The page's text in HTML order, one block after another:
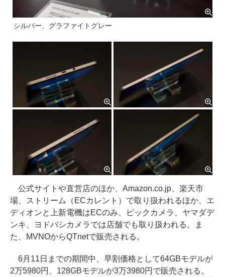
シルバー、グラファイトグレー
公式サイトや直営店のほか、Amazon.co.jp、楽天市
場、ストリーム（ECカレント）で取り扱われるほか、エ
ディオンと上新電機はECのみ、ビックカメラ、ヤマダデ
ンキ、ヨドバシカメラでは店舗でも取り扱われる。ま
た、MVNOからQTnetで販売される。
6月11日までの期間中、早割価格として64GBモデルが
2万5980円、128GBモデルが3万3980円で販売される。